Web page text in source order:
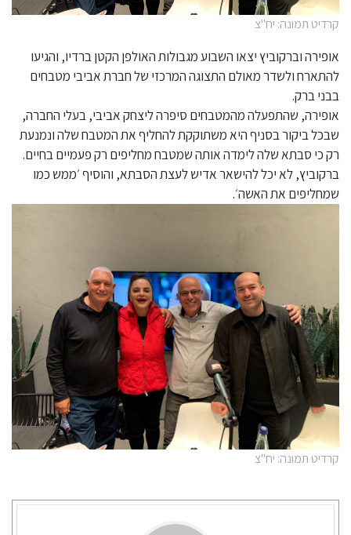
קרדיט תמונה: יח"צ
אופירה וברקוביץ יצאו השבוע מגבולות האולפן הקטן ברדיו, והגיעו
להתארח ולשדר מאולם התצוגה המרכזי של חברת אביבי מטבחים
בבני ברק.
אופירה, שהתפעלה מהמטבחים סיפרה ליצחק אביבי, בעלי החברה,
שבכל ביקור בסניף היא משתוקקת להחליף את המטבח שלה ונמנעת
רק כי סבתא שלה לימדה אותה שמטבח מחליפים רק פעמיים בחיים.
ברקוביץ, לא יכל להישאר אדיש לעצת הסבתא, והוסיף ׳ממש כמו
שמחליפים את האשה׳.
קרדיט תמונה: יח"צ